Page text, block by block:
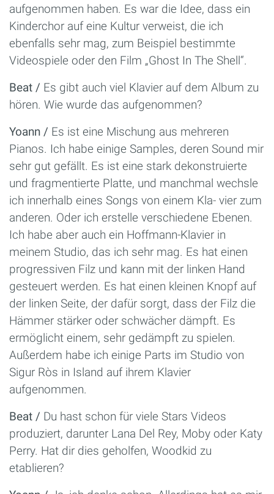
aufgenommen haben. Es war die Idee, dass ein
Kinderchor auf eine Kultur verweist, die ich
ebenfalls sehr mag, zum Beispiel bestimmte
Videospiele oder den Film „Ghost In The Shell“.
Beat / Es gibt auch viel Klavier auf dem Album zu
hören. Wie wurde das aufgenommen?
Yoann / Es ist eine Mischung aus mehreren
Pianos. Ich habe einige Samples, deren Sound mir
sehr gut gefällt. Es ist eine stark dekonstruierte
und fragmentierte Platte, und manchmal wechsle
ich innerhalb eines Songs von einem Kla- vier zum
anderen. Oder ich erstelle verschiedene Ebenen.
Ich habe aber auch ein Hoffmann-Klavier in
meinem Studio, das ich sehr mag. Es hat einen
progressiven Filz und kann mit der linken Hand
gesteuert werden. Es hat einen kleinen Knopf auf
der linken Seite, der dafür sorgt, dass der Filz die
Hämmer stärker oder schwächer dämpft. Es
ermöglicht einem, sehr gedämpft zu spielen.
Außerdem habe ich einige Parts im Studio von
Sigur Ròs in Island auf ihrem Klavier
aufgenommen.
Beat / Du hast schon für viele Stars Videos
produziert, darunter Lana Del Rey, Moby oder Katy
Perry. Hat dir dies geholfen, Woodkid zu
etablieren?